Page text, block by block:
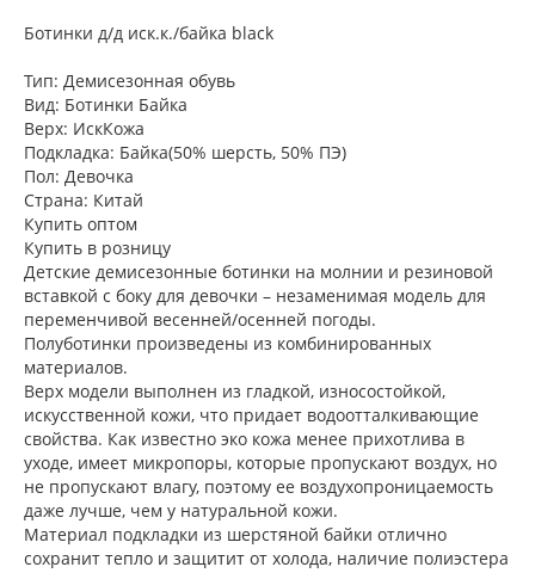
Ботинки д/д иск.к./байка black
Тип: Демисезонная обувь
Вид: Ботинки Байка
Верх: ИскКожа
Подкладка: Байка(50% шерсть, 50% ПЭ)
Пол: Девочка
Страна: Китай
Купить оптом
Купить в розницу
Детские демисезонные ботинки на молнии и резиновой
вставкой с боку для девочки – незаменимая модель для
переменчивой весенней/осенней погоды.
Полуботинки произведены из комбинированных
материалов.
Верх модели выполнен из гладкой, износостойкой,
искусственной кожи, что придает водоотталкивающие
свойства. Как известно эко кожа менее прихотлива в
уходе, имеет микропоры, которые пропускают воздух, но
не пропускают влагу, поэтому ее воздухопроницаемость
даже лучше, чем у натуральной кожи.
Материал подкладки из шерстяной байки отлично
сохранит тепло и защитит от холода, наличие полиэстера